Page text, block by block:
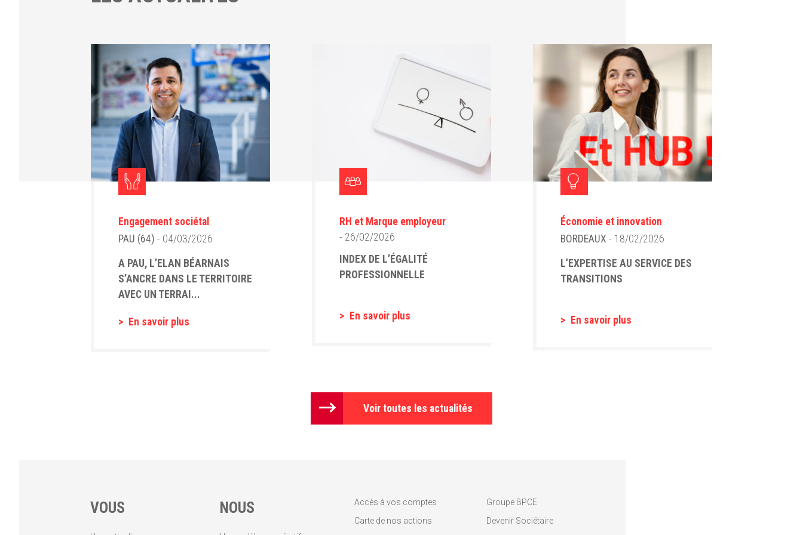
Engagement sociétal
PAU (64) - 04/03/2026
A PAU, L’ELAN BÉARNAIS
S’ANCRE DANS LE TERRITOIRE
AVEC UN TERRAI...
En savoir plus
RH et Marque employeur
- 26/02/2026
INDEX DE L’ÉGALITÉ
PROFESSIONNELLE
En savoir plus
Économie et innovation
BORDEAUX - 18/02/2026
L’EXPERTISE AU SERVICE DES
TRANSITIONS
En savoir plus
Voir toutes les actualités
VOUS NOUS
Accès à vos comptes
Carte de nos actions
Groupe BPCE
Devenir Sociétaire